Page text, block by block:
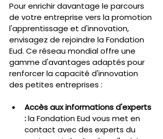
Pour enrichir davantage le parcours
de votre entreprise vers la promotion
l'apprentissage et d'innovation,
envisagez de rejoindre la Fondation
Eud. Ce réseau mondial offre une
gamme d'avantages adaptés pour
renforcer la capacité d'innovation
des petites entreprises :
Accès aux informations d'experts
: la Fondation Eud vous met en
contact avec des experts du